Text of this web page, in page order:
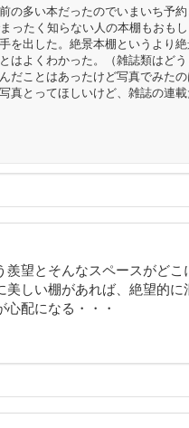
の多い本だったのでいまいち予約
ったく知らない人の本棚もおも
を出した。絶景本棚というより絶
はよくわかった。（雑誌類はど
ことはあったけど写真でみたの
真とってほしいけど、雑誌の連
望とそんなスペースがどこ
しい棚があれば、絶望的に
配になる・・・